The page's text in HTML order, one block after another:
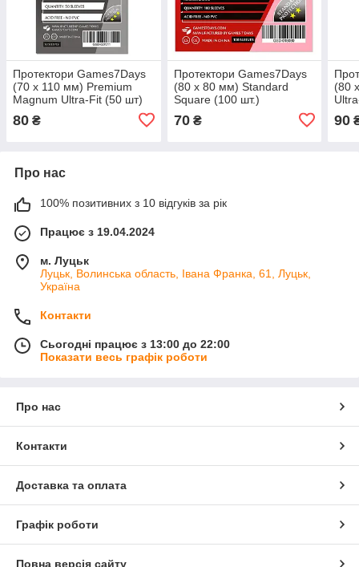
Протектори Games7Days
(70 х 110 мм) Premium
Magnum Ultra-Fit (50 шт)
80 ₴
Протектори Games7Days
(80 x 80 мм) Standard
Square (100 шт.)
70₴
(80
90
Про нас
100% позитивних з 10 відгуків за рік
Працює з 19.04.2024
м. Луцьк
Луцьк, Волинська область, Івана Франка, 61, Луцьк,
Україна
Контакти
Сьогодні працює з 13:00 до 22:00
Показати весь графік роботи
Про нас
Контакти
Доставка та оплата
Графік роботи
Повна версія сайту